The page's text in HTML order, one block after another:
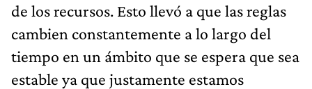
de los recursos. Esto llevó a que las reglas
cambien constantemente a lo largo del
tiempo en un ámbito que se espera que sea
estable ya que justamente estamos